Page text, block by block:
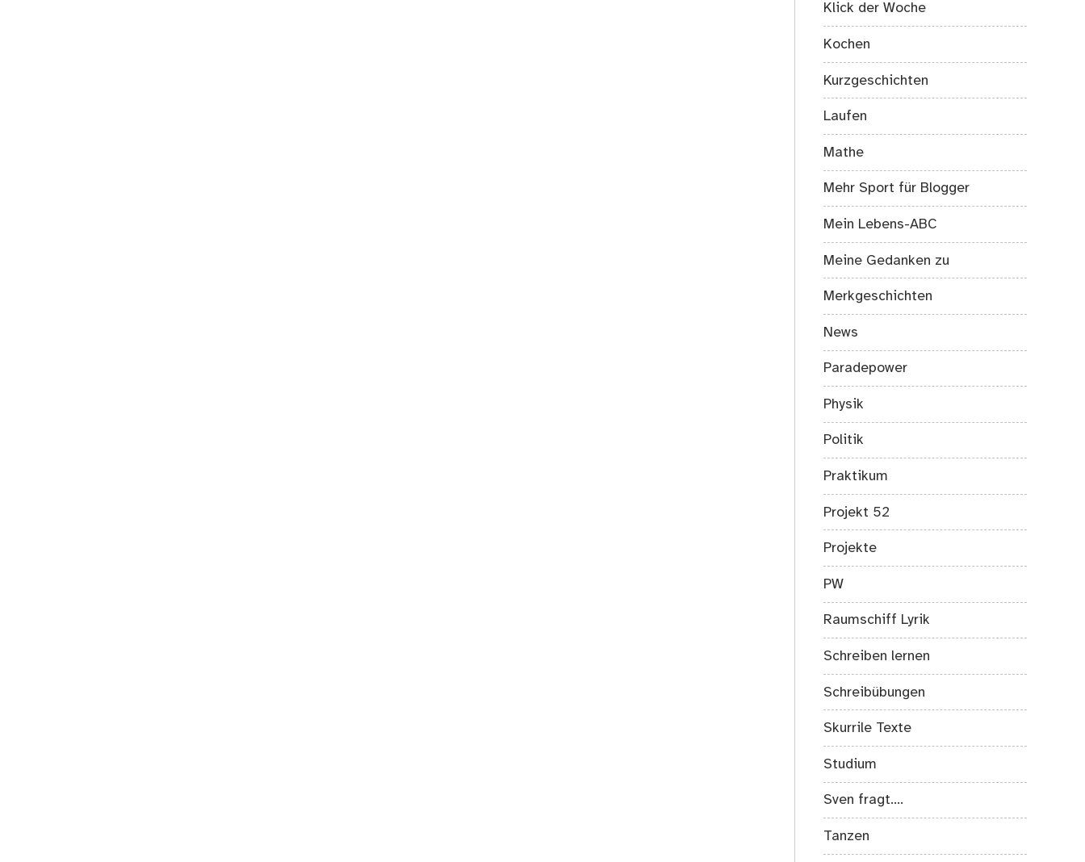
Klick der Woche
Kochen
Kurzgeschichten
Laufen
Mathe
Mehr Sport für Blogger
Mein Lebens-ABC
Meine Gedanken zu
Merkgeschichten
News
Paradepower
Physik
Politik
Praktikum
Projekt 52
Projekte
PW
Raumschiff Lyrik
Schreiben lernen
Schreibübungen
Skurrile Texte
Studium
Sven fragt….
Tanzen